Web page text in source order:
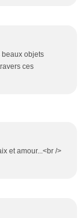
beaux objets
ces
et amour...<br />